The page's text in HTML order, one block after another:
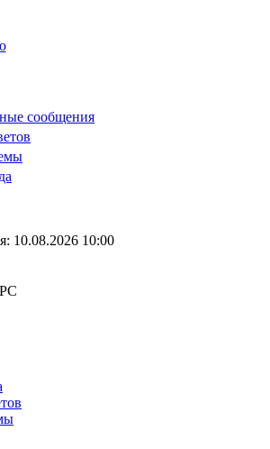
сообщения
10.08.2026 10:00